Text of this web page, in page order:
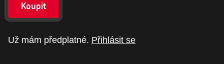
Koupit
Už mám předplatné. Přihlásit se